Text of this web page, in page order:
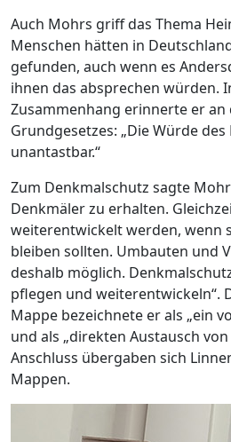
Auch Mohrs griff das Thema
Menschen hätten in
gefunden, auch wenn es
ihnen das absprechen würden.
Zusammenhang erinnerte er an
Grundgesetzes: „Die Würde
unantastbar.“
Zum Denkmalschutz sagte
Denkmäler zu erhalten.
weiterentwickelt werden, wenn
bleiben sollten. Umbauten und
deshalb möglich.
pflegen und weiterentwickeln“.
Mappe bezeichnete er als „ein
und als „direkten Austausch
Anschluss übergaben sich
Mappen.